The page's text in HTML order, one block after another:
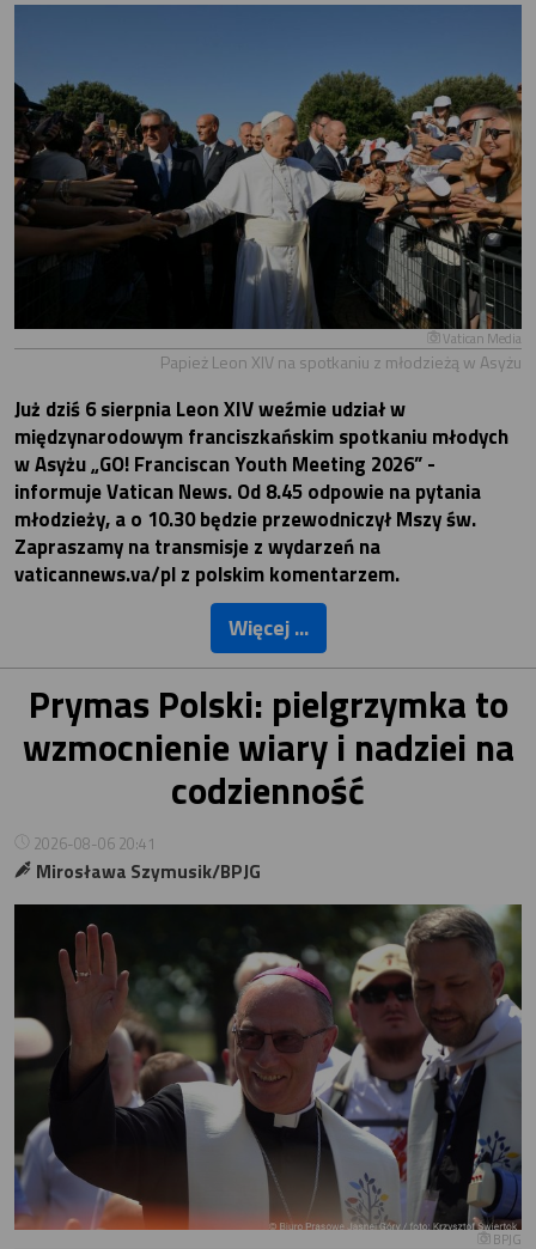
Vatican Media
Papież Leon XIV na spotkaniu z młodzieżą w Asyżu
Już dziś 6 sierpnia Leon XIV weźmie udział w
międzynarodowym franciszkańskim spotkaniu młodych
w Asyżu „GO! Franciscan Youth Meeting 2026” -
informuje Vatican News. Od 8.45 odpowie na pytania
młodzieży, a o 10.30 będzie przewodniczył Mszy św.
Zapraszamy na transmisje z wydarzeń na
vaticannews.va/pl z polskim komentarzem.
Więcej ...
Prymas Polski: pielgrzymka to
wzmocnienie wiary i nadziei na
codzienność
2026-08-06 20:41
Mirosława Szymusik/BPJG
BPJG